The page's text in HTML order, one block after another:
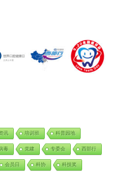
讯 培训班 科普园地
毒 党建 专委会 西部行
会员日 科协 科技奖